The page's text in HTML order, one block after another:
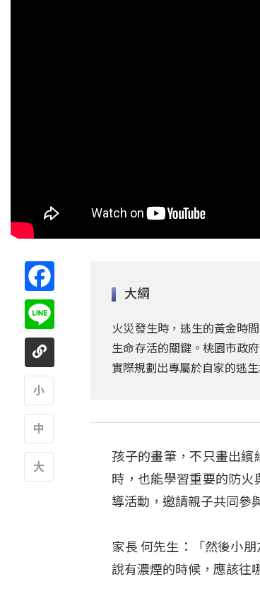
大綱
火災發生時，逃生的黃金時
生命存活的關鍵。桃園市政
實際規劃出專屬於自家的逃生
孩子的畫筆，不只畫出繽
時，也能學習重要的防
導活動，邀請親子共同參
家長 何先生：「然後小
說有濃煙的時候，應該往